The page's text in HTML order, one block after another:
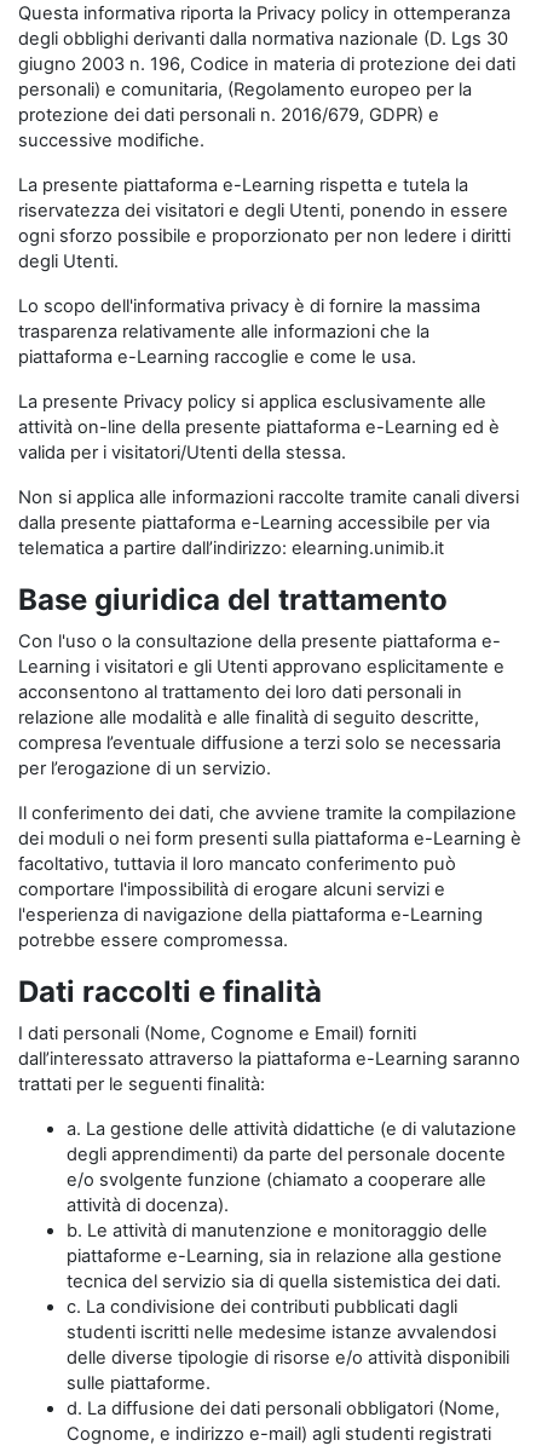
Questa informativa riporta la Privacy policy in ottemperanza
degli obblighi derivanti dalla normativa nazionale (D. Lgs 30
giugno 2003 n. 196, Codice in materia di protezione dei dati
personali) e comunitaria, (Regolamento europeo per la
protezione dei dati personali n. 2016/679, GDPR) e
successive modifiche.
La presente piattaforma e-Learning rispetta e tutela la
riservatezza dei visitatori e degli Utenti, ponendo in essere
ogni sforzo possibile e proporzionato per non ledere i diritti
degli Utenti.
Lo scopo dell'informativa privacy è di fornire la massima
trasparenza relativamente alle informazioni che la
piattaforma e-Learning raccoglie e come le usa.
La presente Privacy policy si applica esclusivamente alle
attività on-line della presente piattaforma e-Learning ed è
valida per i visitatori/Utenti della stessa.
Non si applica alle informazioni raccolte tramite canali diversi
dalla presente piattaforma e-Learning accessibile per via
telematica a partire dall’indirizzo: elearning.unimib.it
Base giuridica del trattamento
Con l'uso o la consultazione della presente piattaforma e-
Learning i visitatori e gli Utenti approvano esplicitamente e
acconsentono al trattamento dei loro dati personali in
relazione alle modalità e alle finalità di seguito descritte,
compresa l’eventuale diffusione a terzi solo se necessaria
per l’erogazione di un servizio.
Il conferimento dei dati, che avviene tramite la compilazione
dei moduli o nei form presenti sulla piattaforma e-Learning è
facoltativo, tuttavia il loro mancato conferimento può
comportare l'impossibilità di erogare alcuni servizi e
l'esperienza di navigazione della piattaforma e-Learning
potrebbe essere compromessa.
Dati raccolti e finalità
I dati personali (Nome, Cognome e Email) forniti
dall’interessato attraverso la piattaforma e-Learning saranno
trattati per le seguenti finalità:
a. La gestione delle attività didattiche (e di valutazione
degli apprendimenti) da parte del personale docente
e/o svolgente funzione (chiamato a cooperare alle
attività di docenza).
b. Le attività di manutenzione e monitoraggio delle
piattaforme e-Learning, sia in relazione alla gestione
tecnica del servizio sia di quella sistemistica dei dati.
c. La condivisione dei contributi pubblicati dagli
studenti iscritti nelle medesime istanze avvalendosi
delle diverse tipologie di risorse e/o attività disponibili
sulle piattaforme.
d. La diffusione dei dati personali obbligatori (Nome,
Cognome, e indirizzo e-mail) agli studenti registrati